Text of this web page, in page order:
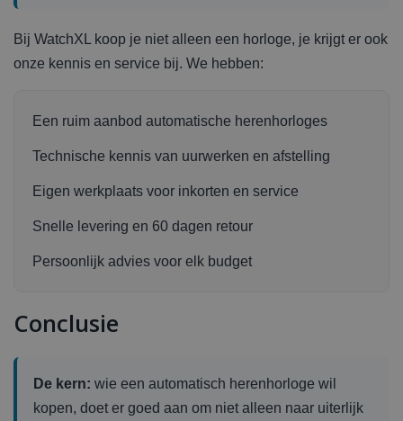
Bij WatchXL koop je niet alleen een horloge, je krijgt er ook
onze kennis en service bij. We hebben:
Een ruim aanbod automatische herenhorloges
Technische kennis van uurwerken en afstelling
Eigen werkplaats voor inkorten en service
Snelle levering en 60 dagen retour
Persoonlijk advies voor elk budget
Conclusie
De kern: wie een automatisch herenhorloge wil
kopen, doet er goed aan om niet alleen naar uiterlijk